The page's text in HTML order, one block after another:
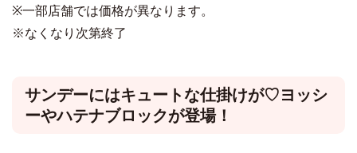
※一部店舗では価格が異なります。
※なくなり次第終了
サンデーにはキュートな仕掛けが♡ヨッシ
ーやハテナブロックが登場！